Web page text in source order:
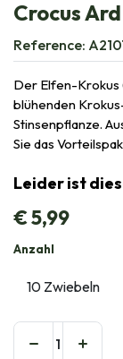
Crocus
Reference:
Der Elfen-Krokus
blühenden
Stinsenpflanze.
Sie das
Leider ist
€5,99
Anzahl